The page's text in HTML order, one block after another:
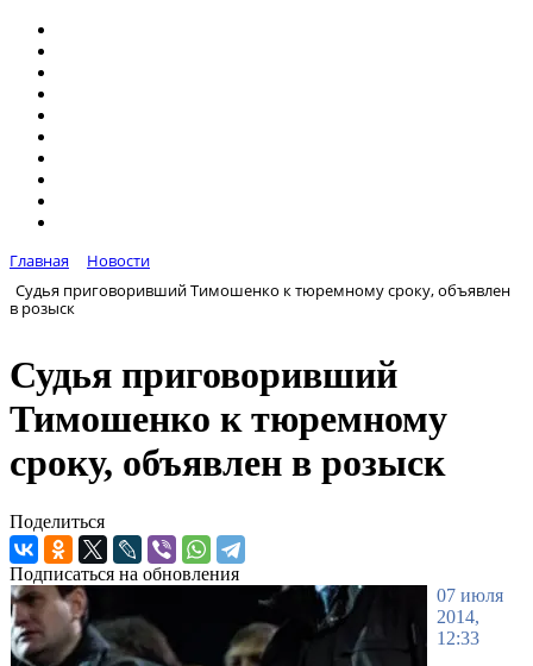
Главная
Новости
Судья приговоривший Тимошенко к тюремному сроку, объявлен
в розыск
Судья приговоривший
Тимошенко к тюремному
сроку, объявлен в розыск
Поделиться
Подписаться на обновления
07 июля
2014,
12:33